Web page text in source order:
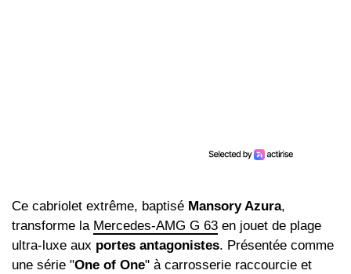
Ce cabriolet extrême, baptisé Mansory Azura,
transforme la Mercedes-AMG G 63 en jouet de plage
ultra-luxe aux portes antagonistes. Présentée comme
une série "One of One" à carrosserie raccourcie et